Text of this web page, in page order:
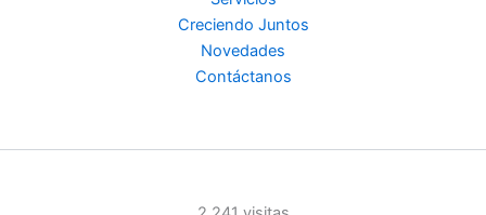
Creciendo Juntos
Novedades
Contáctanos